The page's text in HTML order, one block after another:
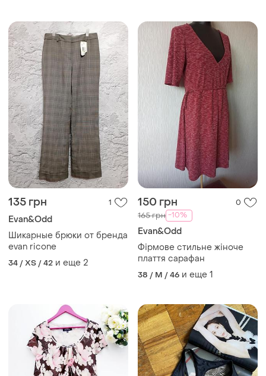
135 грн 1
Evan&Odd
Шикарные брюки от бренда
evan ricone
34 / XS / 42 и еще 2
150 грн 0
165 грн -10%
Evan&Odd
Фірмове стильне жіноче
плаття сарафан
38 / M / 46 и еще 1